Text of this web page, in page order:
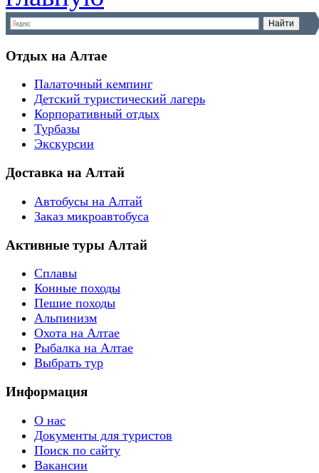
Отдых на Алтае
Палаточный кемпинг
Детский туристический лагерь
Корпоративный отдых
Турбазы
Экскурсии
Доставка на Алтай
Автобусы на Алтай
Заказ микроавтобуса
Активные туры Алтай
Сплавы
Конные походы
Пешие походы
Альпинизм
Охота на Алтае
Рыбалка на Алтае
Выбрать тур
Информация
О нас
Документы для туристов
Поиск по сайту
Вакансии